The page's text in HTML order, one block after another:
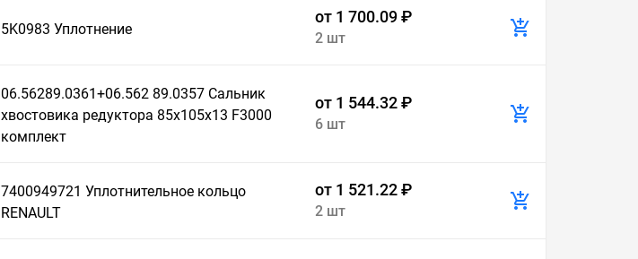
5K0983 Уплотнение
от 1 700.09 ₽
2 шт
06.56289.0361+06.562 89.0357 Сальник
хвостовика редуктора 85х105х13 F3000
комплект
от 1 544.32 ₽
6 шт
7400949721 Уплотнительное кольцо
RENAULT
от 1 521.22 ₽
2 шт